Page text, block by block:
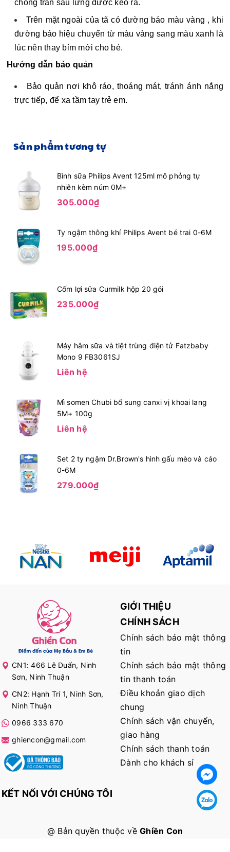
chống tràn sau lưng được kéo ra.
Trên mặt ngoài của tã có đường báo màu vàng , khi
đường báo hiệu chuyển từ màu vàng sang màu xanh là
lúc nên thay bỉm mới cho bé.
Hướng dẫn bảo quản
Bảo quản nơi khô ráo, thoáng mát, tránh ánh nắng
trực tiếp, để xa tầm tay trẻ em.
Sản phẩm tương tự
Bình sữa Philips Avent 125ml mô phỏng tự
nhiên kèm núm 0M+
305.000₫
Ty ngậm thông khí Philips Avent bé trai 0-6M
195.000₫
Cốm lợi sữa Curmilk hộp 20 gói
235.000₫
Máy hâm sữa và tiệt trùng điện tử Fatzbaby
Mono 9 FB3061SJ
Liên hệ
Mì somen Chubi bổ sung canxi vị khoai lang
5M+ 100g
Liên hệ
Set 2 ty ngậm Dr.Brown's hình gấu mèo và cáo
0-6M
279.000₫
CN1: 466 Lê Duẩn, Ninh
Sơn, Ninh Thuận
CN2: Hạnh Trí 1, Ninh Sơn,
Ninh Thuận
0966 333 670
ghiencon@gmail.com
GIỚI THIỆU
CHÍNH SÁCH
Chính sách bảo mật thông
tin
Chính sách bảo mật thông
tin thanh toán
Điều khoản giao dịch
chung
Chính sách vận chuyển,
giao hàng
Chính sách thanh toán
Dành cho khách sỉ
KẾT NỐI VỚI CHÚNG TÔI
@ Bản quyền thuộc về Ghiền Con